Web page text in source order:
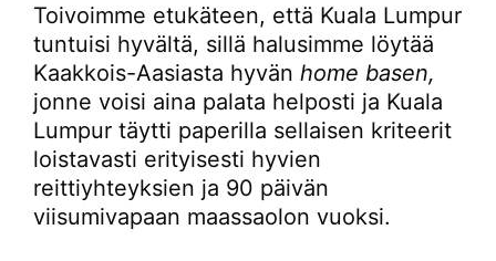
Toivoimme etukäteen, että Kuala Lumpur
tuntuisi hyvältä, sillä halusimme löytää
Kaakkois-Aasiasta hyvän home basen,
jonne voisi aina palata helposti ja Kuala
Lumpur täytti paperilla sellaisen kriteerit
loistavasti erityisesti hyvien
reittiyhteyksien ja 90 päivän
viisumivapaan maassaolon vuoksi.